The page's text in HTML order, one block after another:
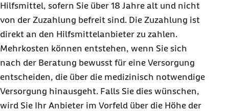
Hilfsmittel, sofern Sie über 18 Jahre alt und nicht
von der Zuzahlung befreit sind. Die Zuzahlung ist
direkt an den Hilfsmittelanbieter zu zahlen.
Mehrkosten können entstehen, wenn Sie sich
nach der Beratung bewusst für eine Versorgung
entscheiden, die über die medizinisch notwendige
Versorgung hinausgeht. Falls Sie dies wünschen,
wird Sie Ihr Anbieter im Vorfeld über die Höhe der